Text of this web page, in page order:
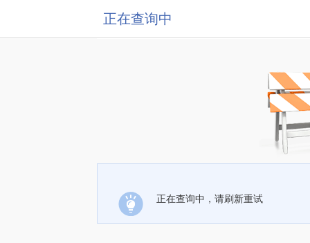
正在查询中
正在查询中，请刷新重试